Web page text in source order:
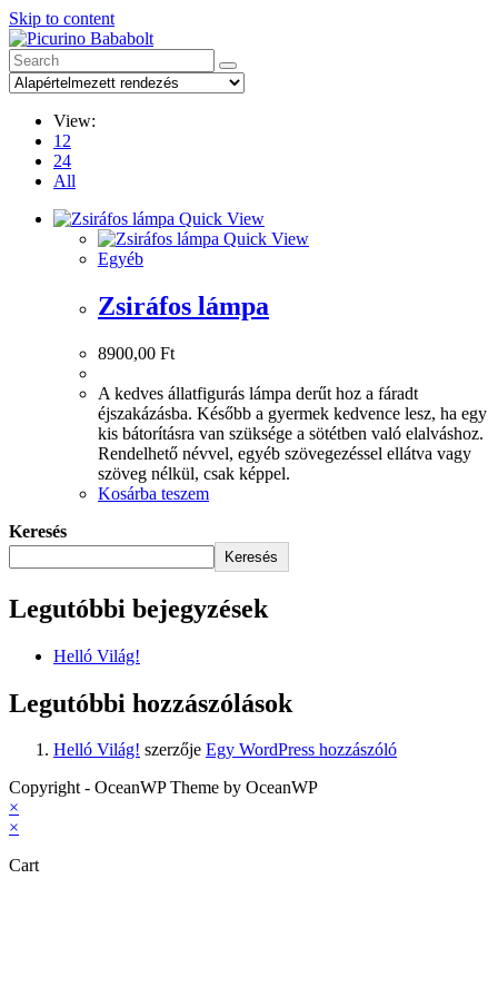
Skip to content
View:
12
24
All
Quick View
Quick View
Egyéb
Zsiráfos lámpa
8900,00 Ft
A kedves állatfigurás lámpa derűt hoz a fáradt
éjszakázásba. Később a gyermek kedvence lesz, ha egy
kis bátorításra van szüksége a sötétben való elalváshoz.
Rendelhető névvel, egyéb szövegezéssel ellátva vagy
szöveg nélkül, csak képpel.
Kosárba teszem
Keresés
Keresés
Legutóbbi bejegyzések
Helló Világ!
Legutóbbi hozzászólások
Helló Világ! szerzője Egy WordPress hozzászóló
Copyright - OceanWP Theme by OceanWP
×
×
Cart